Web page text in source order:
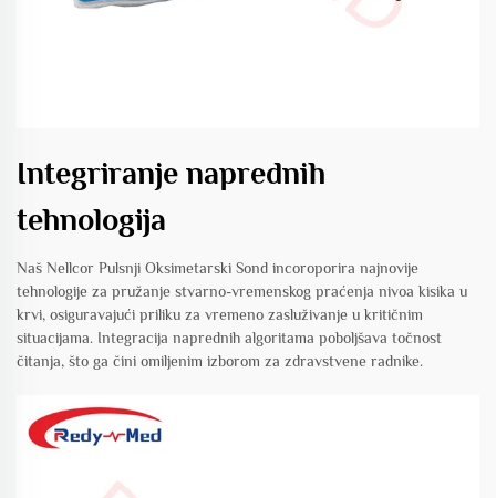
Integriranje naprednih
tehnologija
Naš Nellcor Pulsnji Oksimetarski Sond incoroporira najnovije
tehnologije za pružanje stvarno-vremenskog praćenja nivoa kisika u
krvi, osiguravajući priliku za vremeno zasluživanje u kritičnim
situacijama. Integracija naprednih algoritama poboljšava točnost
čitanja, što ga čini omiljenim izborom za zdravstvene radnike.